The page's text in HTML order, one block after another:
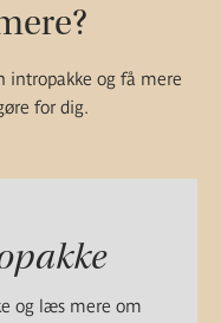
intropakke og få mere
for dig.
og læs mere om